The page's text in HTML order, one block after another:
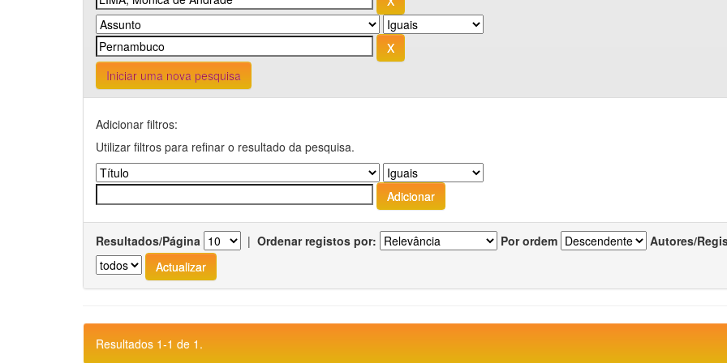
Iniciar uma nova pesquisa
Adicionar filtros:
Utilizar filtros para refinar o resultado da pesquisa.
Resultados/Página | Ordenar registos por: Por ordem Autores/
Resultados 1-1 de 1.